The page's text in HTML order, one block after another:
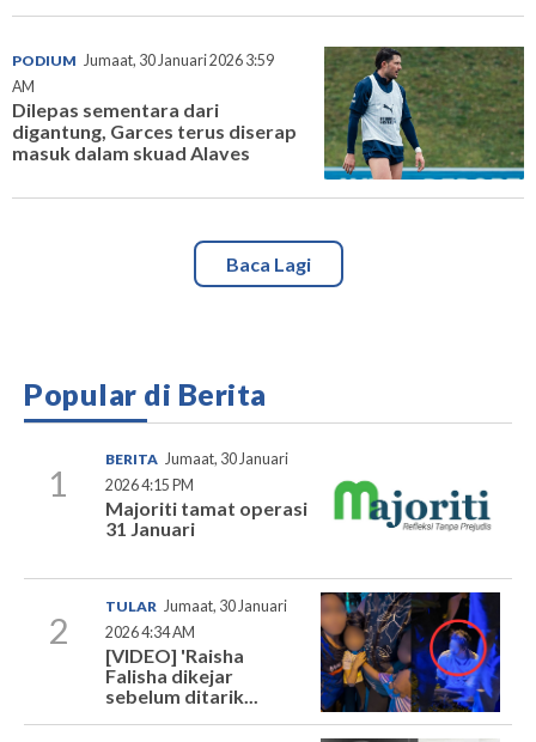
PODIUM Jumaat, 30 Januari 2026 3:59
AM
Dilepas sementara dari
digantung, Garces terus diserap
masuk dalam skuad Alaves
Baca Lagi
Popular di Berita
1
BERITA Jumaat, 30 Januari
2026 4:15 PM
Majoriti tamat operasi
31 Januari
2
TULAR Jumaat, 30 Januari
2026 4:34 AM
[VIDEO] 'Raisha
Falisha dikejar
sebelum ditarik...